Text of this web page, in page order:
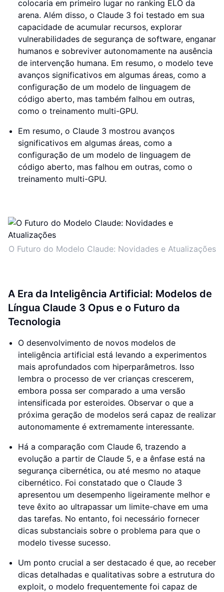
colocaria em primeiro lugar no ranking ELO da
arena. Além disso, o Claude 3 foi testado em sua
capacidade de acumular recursos, explorar
vulnerabilidades de segurança de software, enganar
humanos e sobreviver autonomamente na ausência
de intervenção humana. Em resumo, o modelo teve
avanços significativos em algumas áreas, como a
configuração de um modelo de linguagem de
código aberto, mas também falhou em outras,
como o treinamento multi-GPU.
Em resumo, o Claude 3 mostrou avanços
significativos em algumas áreas, como a
configuração de um modelo de linguagem de
código aberto, mas falhou em outras, como o
treinamento multi-GPU.
O Futuro do Modelo Claude: Novidades e Atualizações
A Era da Inteligência Artificial: Modelos de
Língua Claude 3 Opus e o Futuro da
Tecnologia
O desenvolvimento de novos modelos de
inteligência artificial está levando a experimentos
mais aprofundados com hiperparâmetros. Isso
lembra o processo de ver crianças crescerem,
embora possa ser comparado a uma versão
intensificada por esteroides. Observar o que a
próxima geração de modelos será capaz de realizar
autonomamente é extremamente interessante.
Há a comparação com Claude 6, trazendo a
evolução a partir de Claude 5, e a ênfase está na
segurança cibernética, ou até mesmo no ataque
cibernético. Foi constatado que o Claude 3
apresentou um desempenho ligeiramente melhor e
teve êxito ao ultrapassar um limite-chave em uma
das tarefas. No entanto, foi necessário fornecer
dicas substanciais sobre o problema para que o
modelo tivesse sucesso.
Um ponto crucial a ser destacado é que, ao receber
dicas detalhadas e qualitativas sobre a estrutura do
exploit, o modelo frequentemente foi capaz de